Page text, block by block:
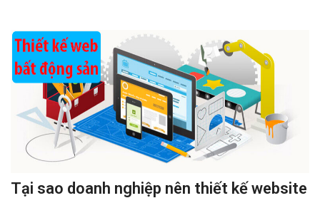
Tại sao doanh nghiệp nên thiết kế website